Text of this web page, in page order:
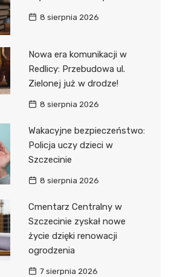
8 sierpnia 2026
Nowa era komunikacji w
Redlicy: Przebudowa ul.
Zielonej już w drodze!
8 sierpnia 2026
Wakacyjne bezpieczeństwo:
Policja uczy dzieci w
Szczecinie
8 sierpnia 2026
Cmentarz Centralny w
Szczecinie zyskał nowe
życie dzięki renowacji
ogrodzenia
7 sierpnia 2026